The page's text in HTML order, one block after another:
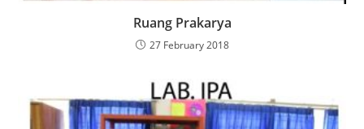
Ruang Prakarya
27 February 2018